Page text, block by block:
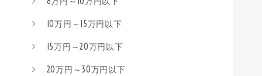
10万円～15万円以下
15万円～20万円以下
20万円～30万円以下